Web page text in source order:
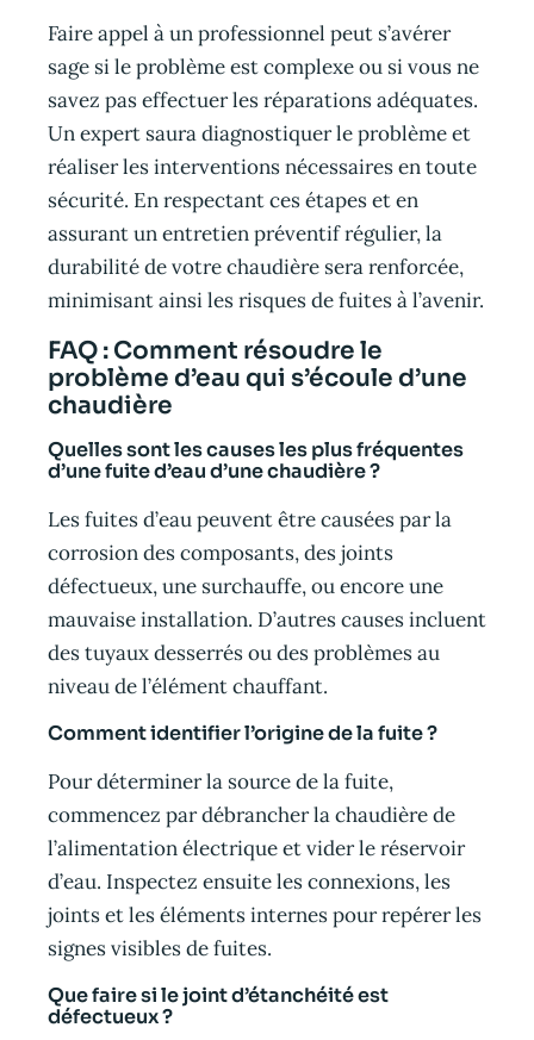
Faire appel à un professionnel peut s’avérer
sage si le problème est complexe ou si vous ne
savez pas effectuer les réparations adéquates.
Un expert saura diagnostiquer le problème et
réaliser les interventions nécessaires en toute
sécurité. En respectant ces étapes et en
assurant un entretien préventif régulier, la
durabilité de votre chaudière sera renforcée,
minimisant ainsi les risques de fuites à l’avenir.
FAQ : Comment résoudre le
problème d’eau qui s’écoule d’une
chaudière
Quelles sont les causes les plus fréquentes
d’une fuite d’eau d’une chaudière ?
Les fuites d’eau peuvent être causées par la
corrosion des composants, des joints
défectueux, une surchauffe, ou encore une
mauvaise installation. D’autres causes incluent
des tuyaux desserrés ou des problèmes au
niveau de l’élément chauffant.
Comment identifier l’origine de la fuite ?
Pour déterminer la source de la fuite,
commencez par débrancher la chaudière de
l’alimentation électrique et vider le réservoir
d’eau. Inspectez ensuite les connexions, les
joints et les éléments internes pour repérer les
signes visibles de fuites.
Que faire si le joint d’étanchéité est
défectueux ?